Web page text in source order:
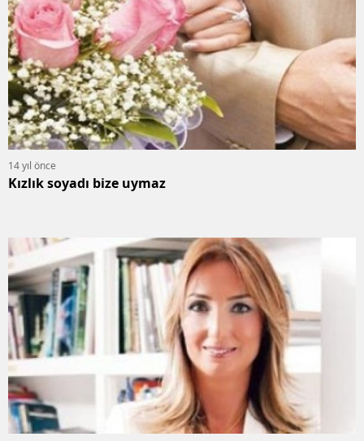
14 yıl önce
Kızlık soyadı bize uymaz